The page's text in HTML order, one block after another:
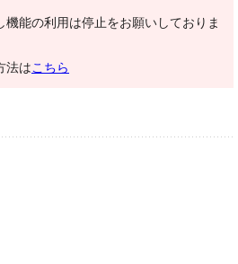
機能の利用は停止をお願いしておりま
法はこちら